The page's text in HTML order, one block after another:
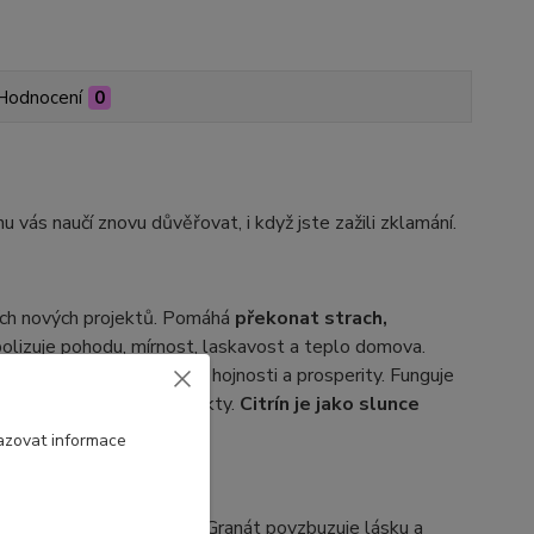
0
vás naučí znovu důvěřovat, i když jste zažili zklamání.
nových projektů. Pomáhá překonat strach,
pohodu, mírnost, laskavost a teplo domova.
Přináší příjemný pocit hojnosti a prosperity. Funguje
energie nebo konflikty. Citrín je jako slunce
sil a jejich obnově. Granát povzbuzuje lásku a
informace